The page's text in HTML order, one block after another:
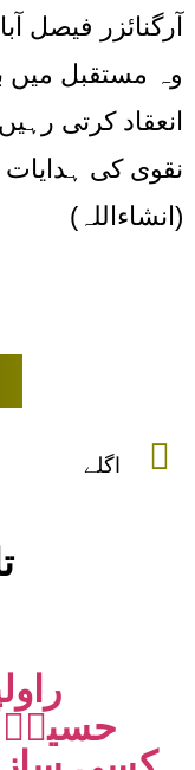
حسینؑ
آرگنائزر فیصل
وہ مستقبل میں
انعقاد کرتی
نقوی کی
(انشاءاللہ)
اگلے